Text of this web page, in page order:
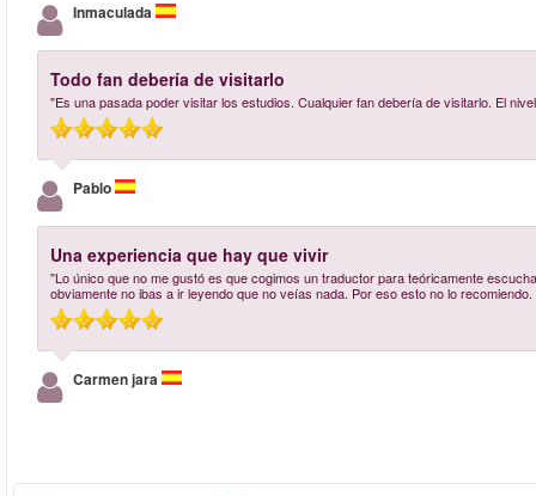
Inmaculada
Todo fan debería de visitarlo
"Es una pasada poder visitar los estudios. Cualquier fan debería de visitarlo. El
Pablo
Una experiencia que hay que vivir
"Lo único que no me gustó es que cogimos un traductor para teóricamente
obviamente no ibas a ir leyendo que no veías nada. Por eso esto no lo
Carmen jara